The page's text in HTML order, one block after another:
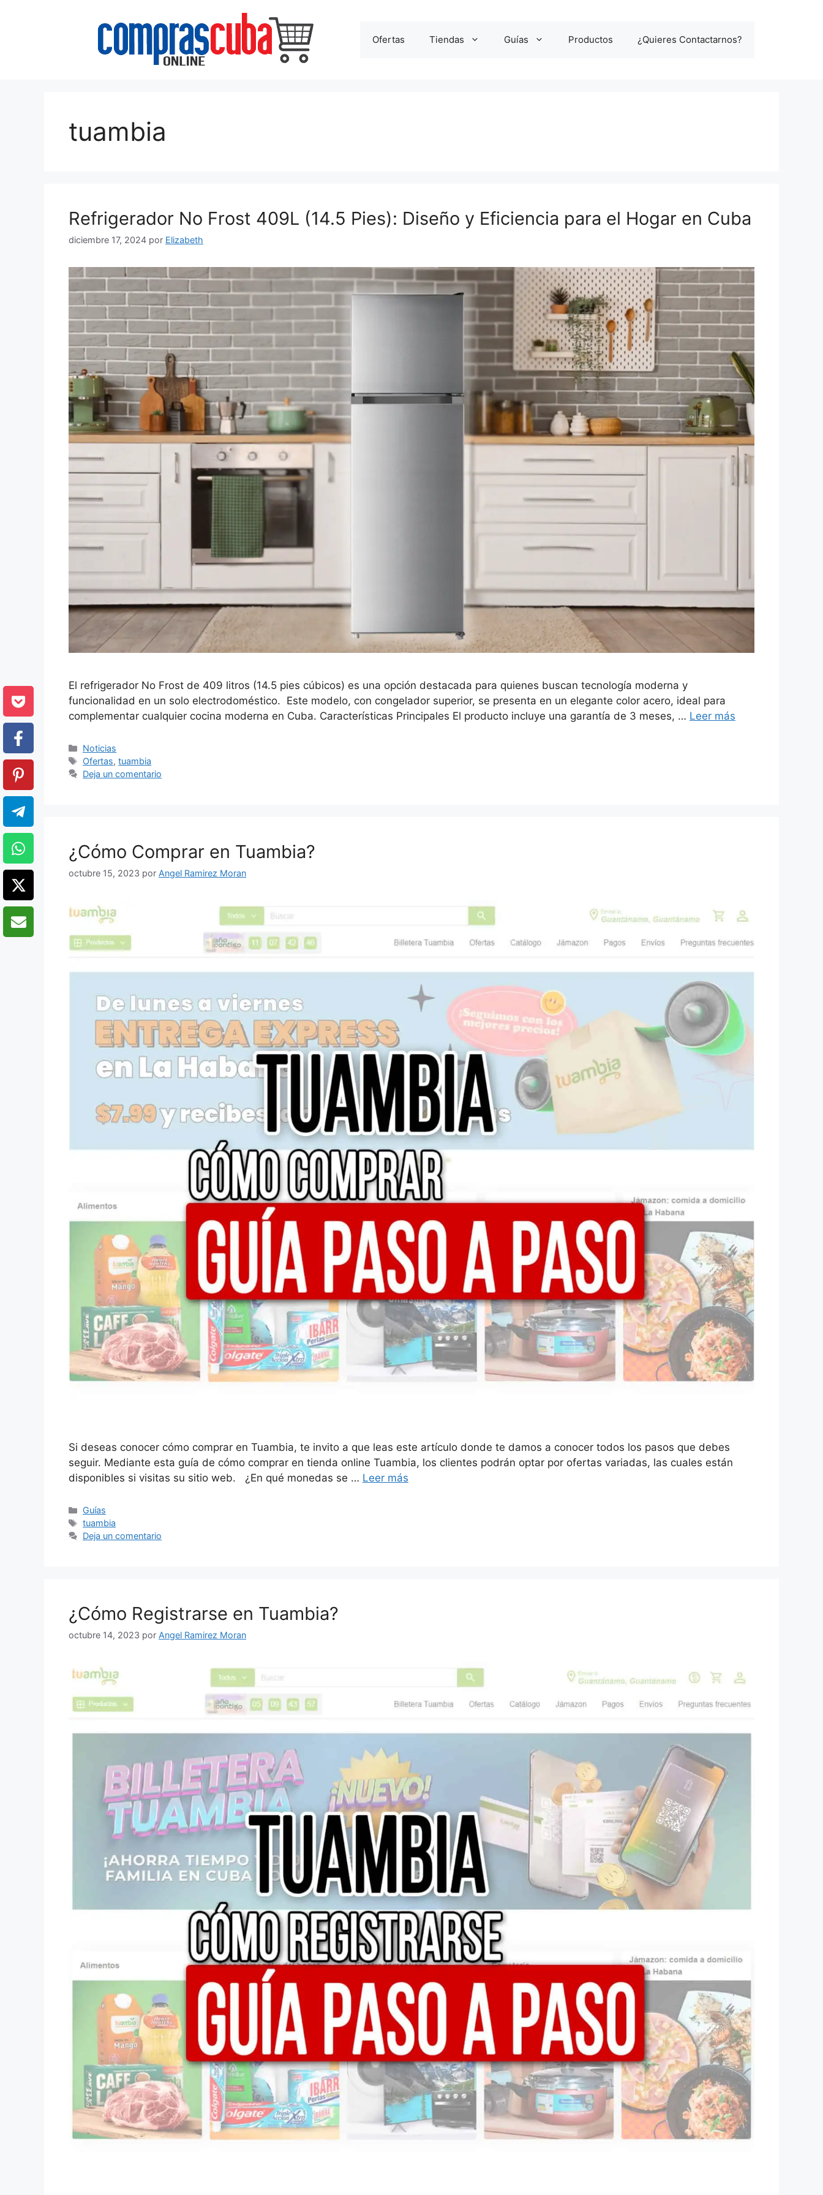
Ofertas Tiendas Guías Productos ¿Quieres Contactarnos?
tuambia
Refrigerador No Frost 409L (14.5 Pies): Diseño y Eficiencia para el Hogar en Cuba
diciembre 17, 2024 por Elizabeth
El refrigerador No Frost de 409 litros (14.5 pies cúbicos) es una opción destacada para quienes buscan tecnología moderna y
funcionalidad en un solo electrodoméstico. Este modelo, con congelador superior, se presenta en un elegante color acero, ideal para
complementar cualquier cocina moderna en Cuba. Características Principales El producto incluye una garantía de 3 meses, … Leer más
Categorías
Noticias
Etiquetas
Ofertas,tuambia
Deja un comentario
¿Cómo Comprar en Tuambia?
octubre 15, 2023 por Angel Ramirez Moran
Si deseas conocer cómo comprar en Tuambia, te invito a que leas este artículo donde te damos a conocer todos los pasos que debes
seguir. Mediante esta guía de cómo comprar en tienda online Tuambia, los clientes podrán optar por ofertas variadas, las cuales están
disponibles si visitas su sitio web. ¿En qué monedas se … Leer más
Categorías
Guías
Etiquetas
tuambia
Deja un comentario
¿Cómo Registrarse en Tuambia?
octubre 14, 2023 por Angel Ramirez Moran